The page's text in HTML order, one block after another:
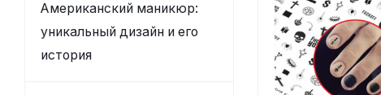
Американский маникюр:
уникальный дизайн и его
история